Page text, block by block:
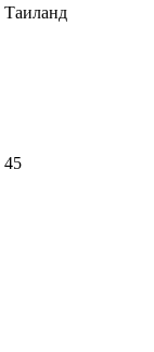
Таиланд
45